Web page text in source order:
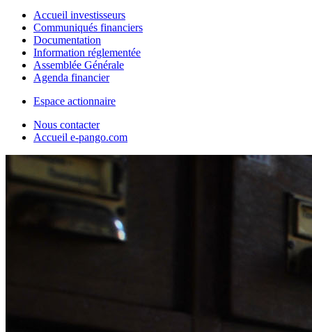
Accueil investisseurs
Communiqués financiers
Documentation
Information réglementée
Assemblée Générale
Agenda financier
Espace actionnaire
Nous contacter
Accueil e-pango.com